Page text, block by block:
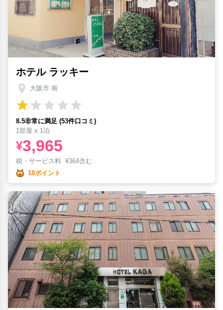
ホテル ラッキー
大阪市 南
8.5非常に満足 (53件口コミ)
1部屋 x 1泊
¥3,965
税・サービス料 ¥364含む
18ポイント